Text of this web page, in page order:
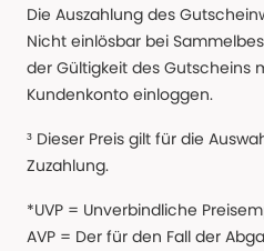
Die Auszahlung des
Nicht einlösbar bei
der Gültigkeit des Gutscheins
Kundenkonto einloggen.
³ Dieser Preis gilt für die
Zuzahlung.
*UVP = Unverbindliche
AVP = Der für den Fall der